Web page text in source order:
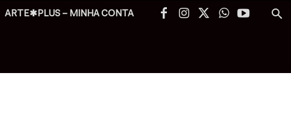
ARTE✱PLUS – MINHA CONTA